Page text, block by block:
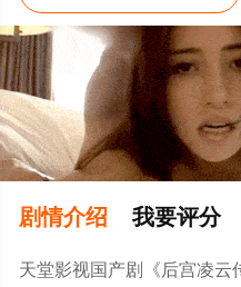
剧情介绍 我要评分
天堂影视国产剧《后宫凌云